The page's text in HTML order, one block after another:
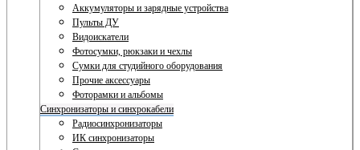
Аккумуляторы и зарядные устройства
Пульты ДУ
Видоискатели
Фотосумки, рюкзаки и чехлы
Сумки для студийного оборудования
Прочие аксессуары
Фоторамки и альбомы
Синхронизаторы и синхрокабели
Радиосинхронизаторы
ИК синхронизаторы